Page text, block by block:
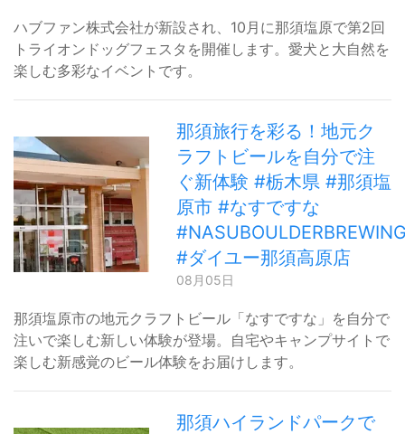
ハブファン株式会社が新設され、10月に那須塩原で第2回
トライオンドッグフェスタを開催します。愛犬と大自然を
楽しむ多彩なイベントです。
那須旅行を彩る！地元ク
ラフトビールを自分で注
ぐ新体験 #栃木県 #那須塩
原市 #なすですな
#ダイユー那須高原店
08月05日
那須塩原市の地元クラフトビール「なすですな」を自分で
注いで楽しむ新しい体験が登場。自宅やキャンプサイトで
楽しむ新感覚のビール体験をお届けします。
那須ハイランドパークで